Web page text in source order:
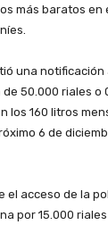
más baratos en
una
50.000 riales o
los 160 litros
6 de
el acceso de la
por 15.000